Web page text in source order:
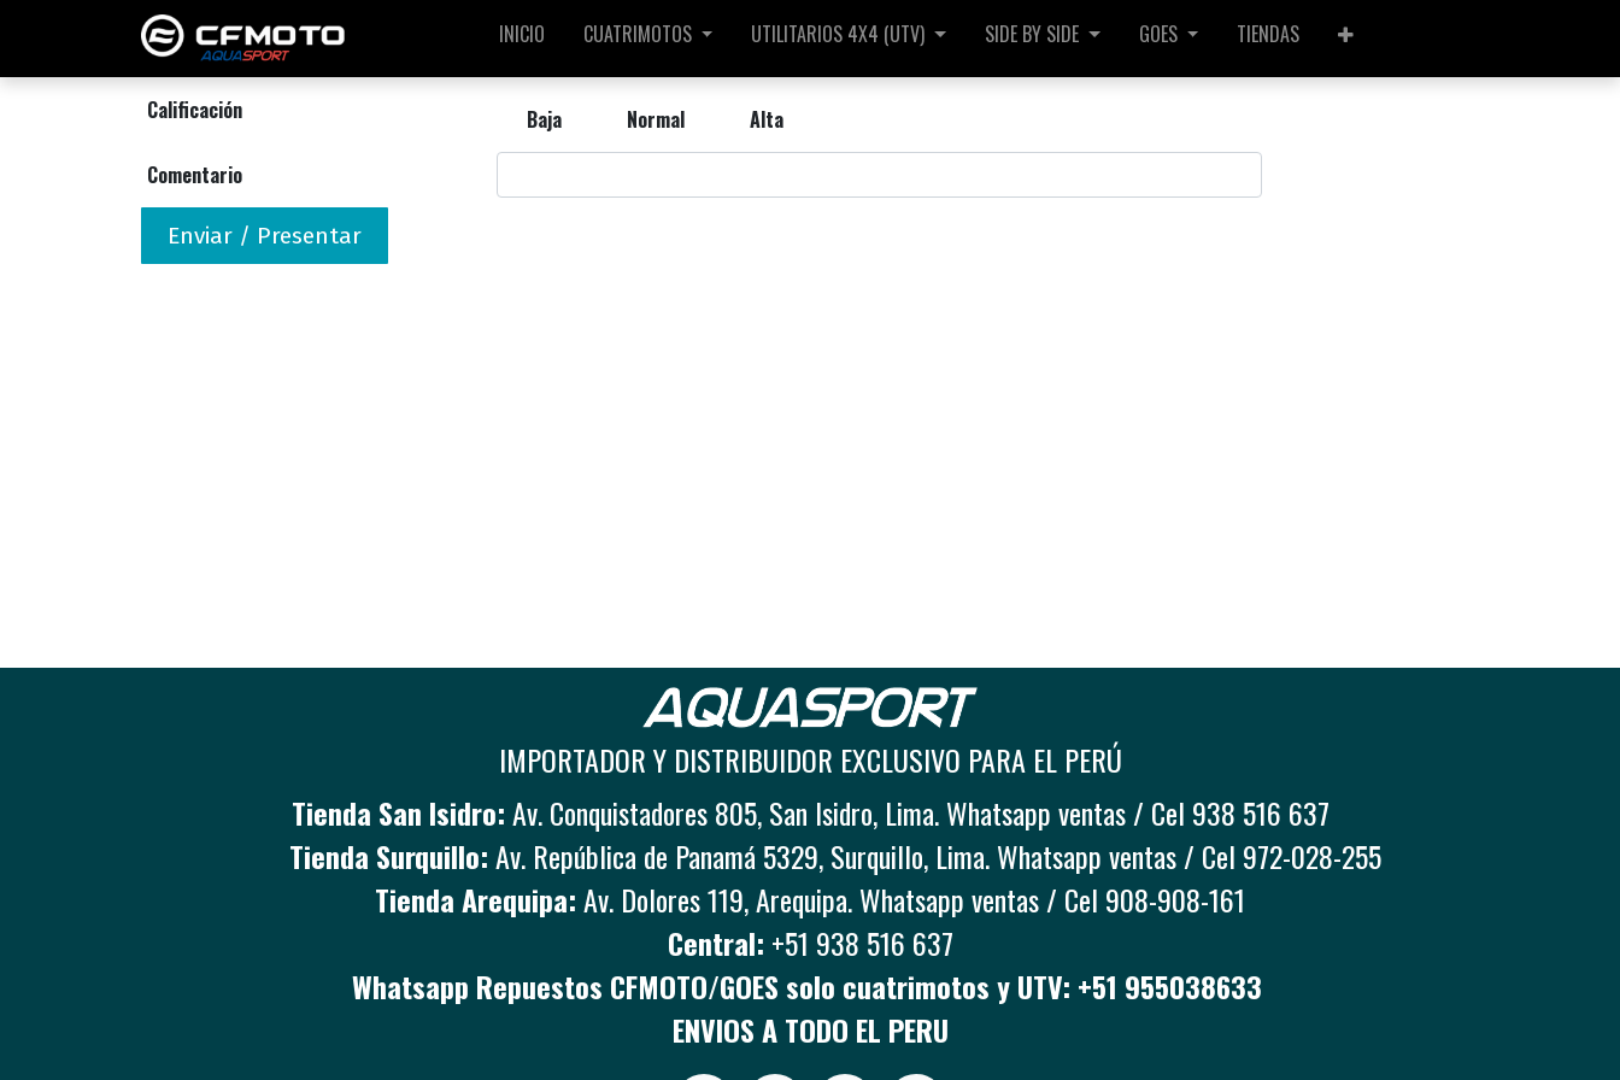
INICIO CUATRIMOTOS UTILITARIOS 4X4 (UTV) SIDE BY SIDE GOES TIENDAS
Calificación Baja Normal
Alta
Comentario
Enviar / Presentar
IMPORTADOR Y DISTRIBUIDOR EXCLUSIVO PARA EL PERÚ
Tienda San Isidro:Av. Conquistadores 805, San Isidro, Lima. Whatsapp ventas / Cel 938 516 637
Tienda Surquillo:Av. República de Panamá 5329, Surquillo, Lima. Whatsapp ventas / Cel 972-028-255
Tienda Arequipa:Av. Dolores 119, Arequipa. Whatsapp ventas / Cel 908-908-161
Central: +51 938 516 637
Whatsapp Repuestos CFMOTO/GOES solo cuatrimotos y UTV: +51 955038633
ENVIOS A TODO EL PERU